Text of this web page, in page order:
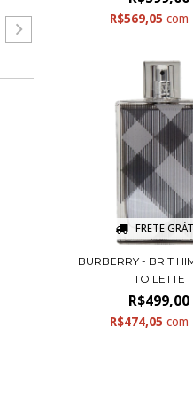
R$569,05 com
FRETE
BURBERRY - BRIT
TOILETTE
R$499,00
R$474,05 com